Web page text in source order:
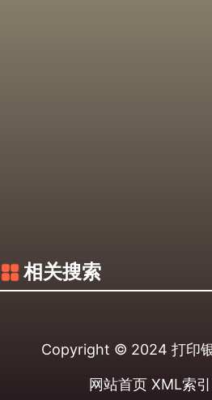
相关搜索
Copyright © 2024 打印
网站首页 XML索引